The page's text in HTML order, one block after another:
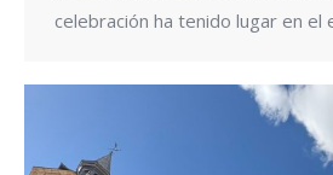
celebración ha tenido lugar en el